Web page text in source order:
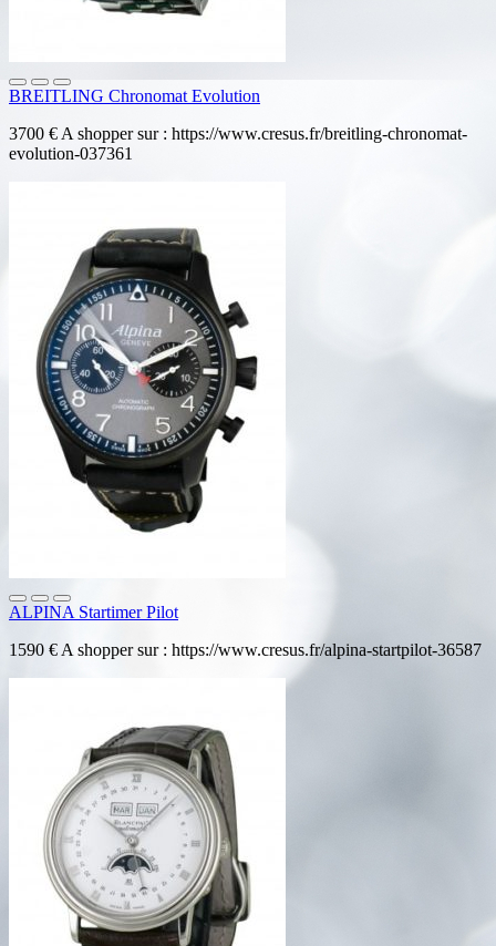
BREITLING Chronomat Evolution
3700 € A shopper sur : https://www.cresus.fr/breitling-chronomat-
evolution-037361
ALPINA Startimer Pilot
1590 € A shopper sur : https://www.cresus.fr/alpina-startpilot-36587